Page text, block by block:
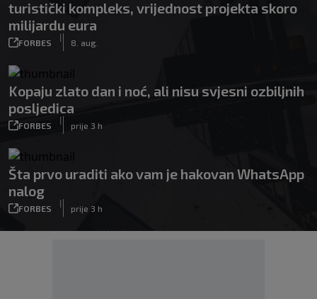
turistički kompleks, vrijednost projekta skoro
milijardu eura
FORBES
|
8. aug.
Kopaju zlato dan i noć, ali nisu svjesni ozbiljnih
posljedica
FORBES
|
prije 3 h
Šta prvo uraditi ako vam je hakovan WhatsApp
nalog
FORBES
|
prije 3 h